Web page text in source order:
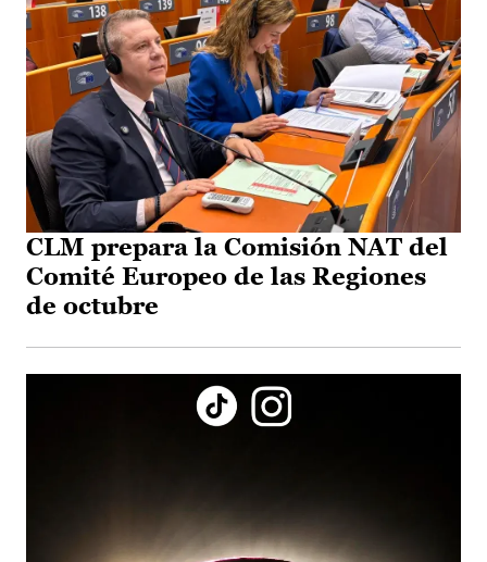
CLM prepara la Comisión NAT del
Comité Europeo de las Regiones
de octubre